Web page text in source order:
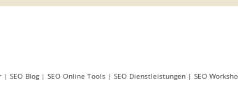
| SEO Blog| SEO Online Tools| SEO Dienstleistungen| SEO